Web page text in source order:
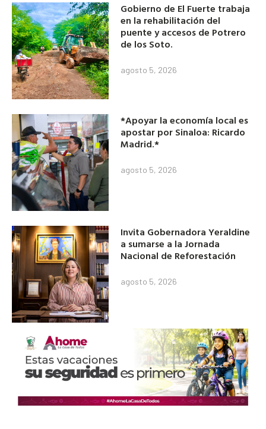
Gobierno de El Fuerte trabaja
en la rehabilitación del
puente y accesos de Potrero
de los Soto.
agosto 5, 2026
*Apoyar la economía local es
apostar por Sinaloa: Ricardo
Madrid.*
agosto 5, 2026
Invita Gobernadora Yeraldine
a sumarse a la Jornada
Nacional de Reforestación
agosto 5, 2026